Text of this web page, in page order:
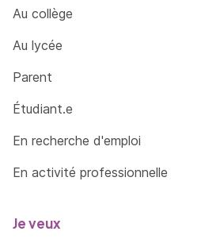
Au collège
Au lycée
Parent
Étudiant.e
En recherche d'emploi
En activité professionnelle
Je veux